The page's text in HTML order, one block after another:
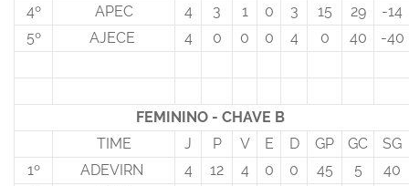
4º
APEC 4 3 1 0 3 15 29
-14
5º
AJECE 4 0 0 0 4 0 40 -40
FEMININO - CHAVE B
TIME
J P V E D GP GC
SG
1º
ADEVIRN 4 12 4 0 0 45 5
40